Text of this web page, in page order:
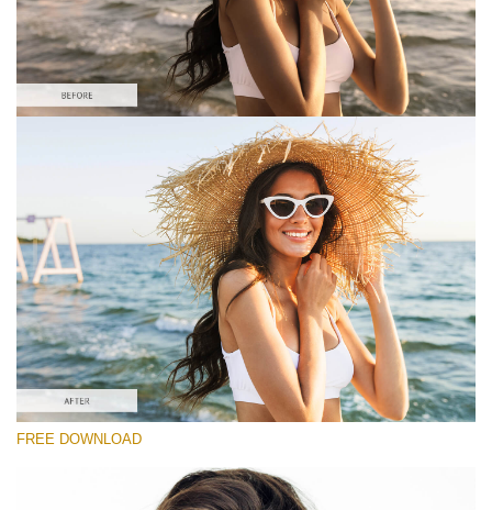
Lütfen seçin
(40 Lr Presets)
Wedding Collection
(400 Lr Presets)
Entire Collection
(2067 Lr Presets)
Ücretsiz indirin
FREE DOWNLOAD